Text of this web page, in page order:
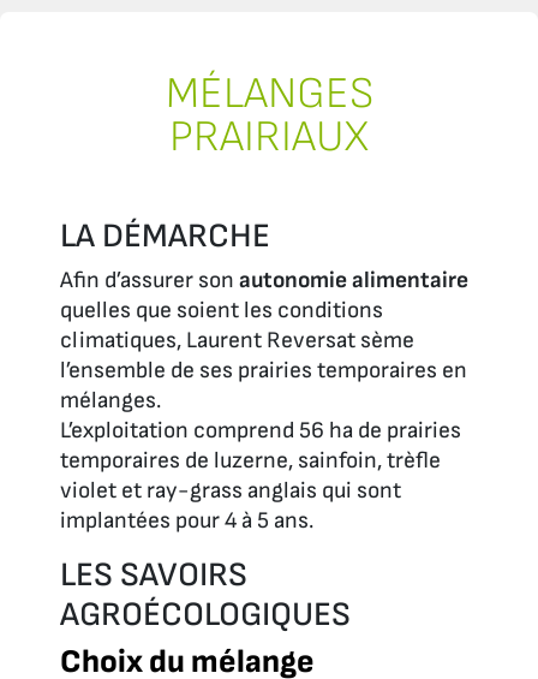
MÉLANGES
PRAIRIAUX
LA DÉMARCHE
Afin d’assurer son autonomie alimentaire
quelles que soient les conditions
climatiques, Laurent Reversat sème
l’ensemble de ses prairies temporaires en
mélanges.
L’exploitation comprend 56 ha de prairies
temporaires de luzerne, sainfoin, trèfle
violet et ray-grass anglais qui sont
implantées pour 4 à 5 ans.
LES SAVOIRS
AGROÉCOLOGIQUES
Choix du mélange